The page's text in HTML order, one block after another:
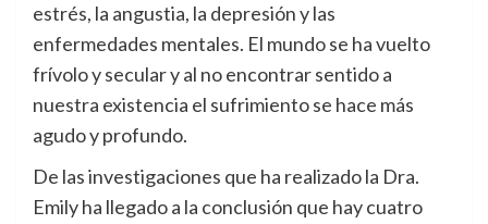
estrés, la angustia, la depresión y las
enfermedades mentales. El mundo se ha vuelto
frívolo y secular y al no encontrar sentido a
nuestra existencia el sufrimiento se hace más
agudo y profundo.
De las investigaciones que ha realizado la Dra.
Emily ha llegado a la conclusión que hay cuatro